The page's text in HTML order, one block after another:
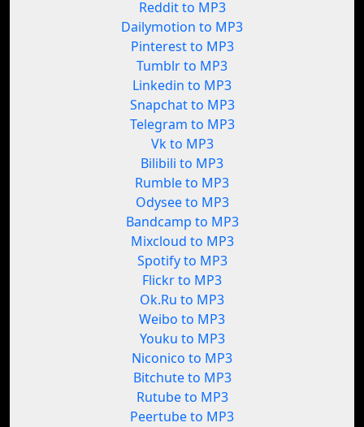
Reddit to MP3
Dailymotion to MP3
Pinterest to MP3
Tumblr to MP3
Linkedin to MP3
Snapchat to MP3
Telegram to MP3
Vk to MP3
Bilibili to MP3
Rumble to MP3
Odysee to MP3
Bandcamp to MP3
Mixcloud to MP3
Spotify to MP3
Flickr to MP3
Ok.Ru to MP3
Weibo to MP3
Youku to MP3
Niconico to MP3
Bitchute to MP3
Rutube to MP3
Peertube to MP3